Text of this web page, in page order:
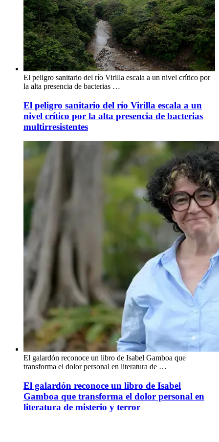
El peligro sanitario del río Virilla escala a un nivel crítico por
la alta presencia de bacterias …
El peligro sanitario del río Virilla escala a un
nivel crítico por la alta presencia de bacterias
multirresistentes
El galardón reconoce un libro de Isabel Gamboa que
transforma el dolor personal en literatura de …
El galardón reconoce un libro de Isabel
Gamboa que transforma el dolor personal en
literatura de misterio y terror